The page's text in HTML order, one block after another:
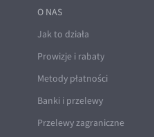
O NAS
Jak to działa
Prowizje i rabaty
Metody płatności
Banki i przelewy
Przelewy zagraniczne